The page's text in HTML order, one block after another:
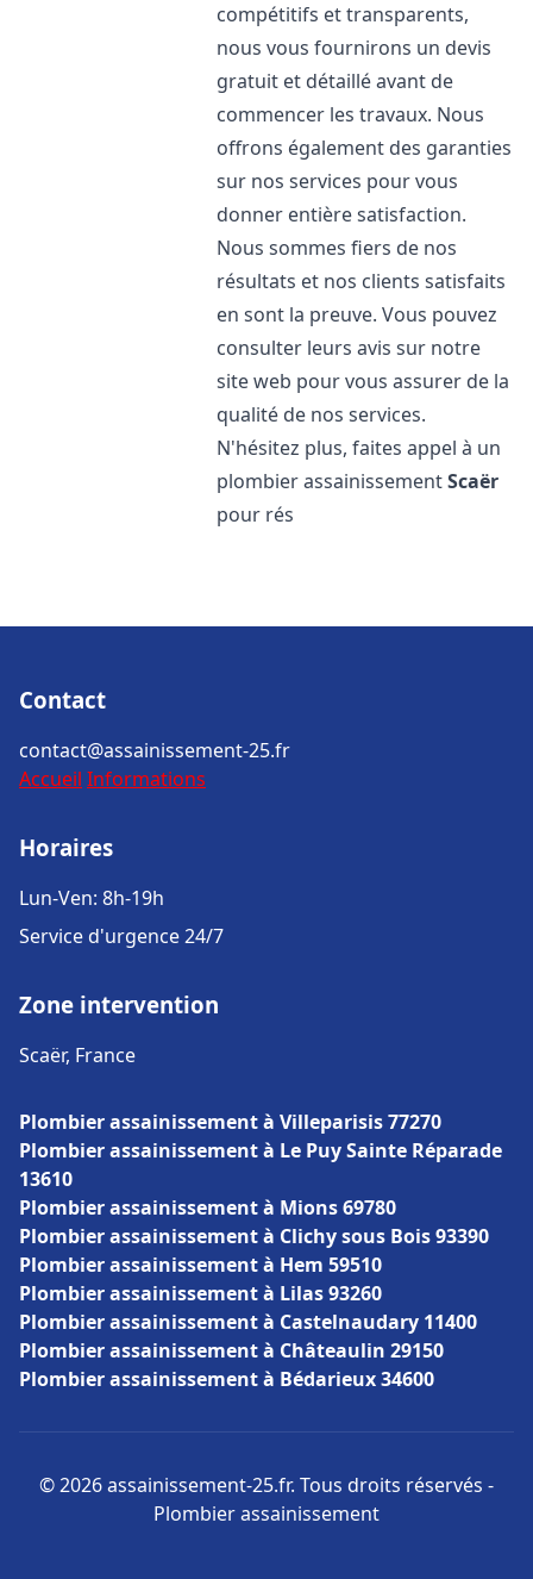
compétitifs et transparents,
nous vous fournirons un devis
gratuit et détaillé avant de
commencer les travaux. Nous
offrons également des garanties
sur nos services pour vous
donner entière satisfaction.
Nous sommes fiers de nos
résultats et nos clients satisfaits
en sont la preuve. Vous pouvez
consulter leurs avis sur notre
site web pour vous assurer de la
qualité de nos services.
N'hésitez plus, faites appel à un
plombier assainissementScaër
pour rés
Contact
contact@assainissement-25.fr
Accueil Informations
Horaires
Lun-Ven: 8h-19h
Service d'urgence 24/7
Zone intervention
Scaër, France
Plombier assainissement à Villeparisis 77270
Plombier assainissement à Le Puy Sainte Réparade
13610
Plombier assainissement à Mions 69780
Plombier assainissement à Clichy sous Bois 93390
Plombier assainissement à Hem 59510
Plombier assainissement à Lilas 93260
Plombier assainissement à Castelnaudary 11400
Plombier assainissement à Châteaulin 29150
Plombier assainissement à Bédarieux 34600
© 2026 assainissement-25.fr. Tous droits réservés -
Plombier assainissement